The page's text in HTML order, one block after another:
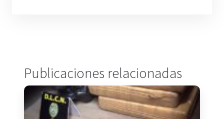
Publicaciones relacionadas